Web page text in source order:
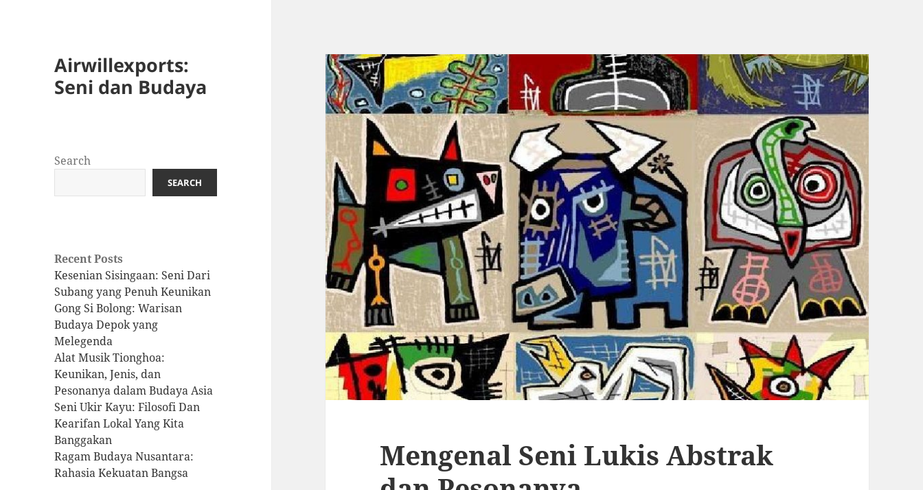
Airwillexports:
Seni dan Budaya
Search
SEARCH
Recent Posts
Kesenian Sisingaan: Seni Dari
Subang yang Penuh Keunikan
Gong Si Bolong: Warisan
Budaya Depok yang
Melegenda
Alat Musik Tionghoa:
Keunikan, Jenis, dan
Pesonanya dalam Budaya Asia
Seni Ukir Kayu: Filosofi Dan
Kearifan Lokal Yang Kita
Banggakan
Ragam Budaya Nusantara:
Rahasia Kekuatan Bangsa
Mengenal Seni Lukis Abstrak